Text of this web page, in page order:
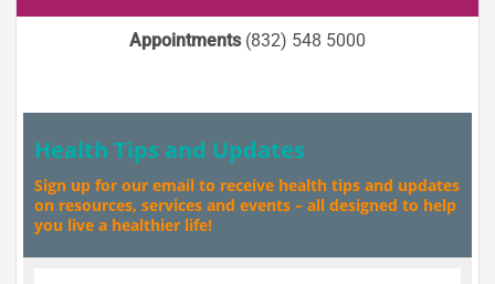
Appointments(832) 548 5000
Health Tips and Updates
Sign up for our email to receive health tips and updates
on resources, services and events – all designed to help
you live a healthier life!